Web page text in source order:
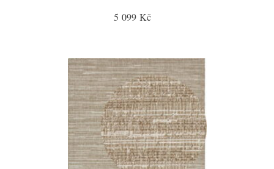
5 099 Kč